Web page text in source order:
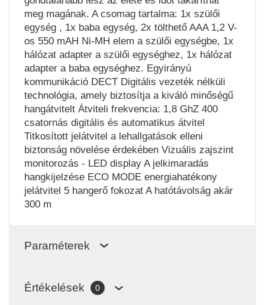
meg magának. A csomag tartalma: 1x szülői
egység , 1x baba egység, 2x tölthető AAA 1,2 V-
os 550 mAH Ni-MH elem a szülői egységbe, 1x
hálózat adapter a szülői egységhez, 1x hálózat
adapter a baba egységhez. Egyirányú
kommunikáció DECT Digitális vezeték nélküli
technológia, amely biztosítja a kiváló minőségű
hangátvitelt Átviteli frekvencia: 1,8 GhZ 400
csatornás digitális és automatikus átvitel
Titkosított jelátvitel a lehallgatások elleni
biztonság növelése érdekében Vizuális zajszint
monitorozás - LED display A jelkimaradás
hangkijelzése ECO MODE energiahatékony
jelátvitel 5 hangerő fokozat A hatótávolság akár
300 m
Paraméterek
Értékelések 0